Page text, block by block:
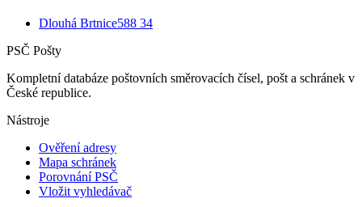
Dlouhá Brtnice588 34
PSČ Pošty
Kompletní databáze poštovních směrovacích čísel, pošt a schránek v
České republice.
Nástroje
Ověření adresy
Mapa schránek
Porovnání PSČ
Vložit vyhledávač